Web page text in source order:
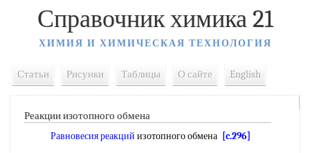
Справочник химика 21
ХИМИЯ И ХИМИЧЕСКАЯ ТЕХНОЛОГИЯ
Статьи Рисунки Таблицы О сайте English
Реакции изотопного обмена
Равновесия реакций изотопного обмена [c.296]